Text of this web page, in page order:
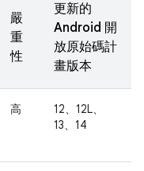
嚴
重
性
更新的
Android 開
放原始碼計
畫版本
高
12、12L、
13、14